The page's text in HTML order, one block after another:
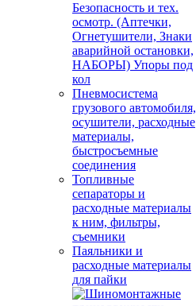
Безопасность и тех.
осмотр. (Аптечки,
Огнетушители, Знаки
аварийной остановки,
НАБОРЫ) Упоры под
кол
Пневмосистема
грузового автомобиля,
осушители, расходные
материалы,
быстросъемные
соединения
Топливные
сепараторы и
расходные материалы
к ним, фильтры,
съемники
Паяльники и
расходные материалы
для пайки